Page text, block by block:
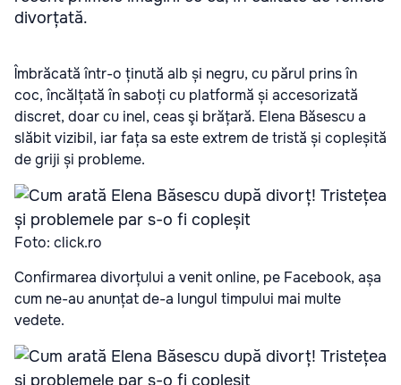
divorțată.
Îmbrăcată într-o ținută alb și negru, cu părul prins în
coc, încălțată în saboți cu platformă și accesorizată
discret, doar cu inel, ceas şi brățară. Elena Băsescu a
slăbit vizibil, iar fața sa este extrem de tristă și copleșită
de griji și probleme.
Foto: click.ro
Confirmarea divorțului a venit online, pe Facebook, așa
cum ne-au anunțat de-a lungul timpului mai multe
vedete.